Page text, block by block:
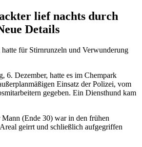
lief nachts durch
Details
für Stirnrunzeln und Verwunderung
6. Dezember, hatte es im Chempark
Einsatz der Polizei, vom
gegeben. Ein Diensthund kam
(Ende 30) war in den frühen
geirrt und schließlich aufgegriffen